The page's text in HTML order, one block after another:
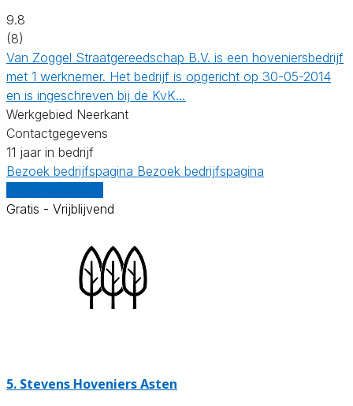
9.8
(8)
Van Zoggel Straatgereedschap B.V. is een hoveniersbedrijf
met 1 werknemer. Het bedrijf is opgericht op 30-05-2014
en is ingeschreven bij de KvK…
Werkgebied Neerkant
Contactgegevens
11 jaar in bedrijf
Bezoek bedrijfspagina Bezoek bedrijfspagina
Gratis - Vrijblijvend
5. Stevens Hoveniers Asten